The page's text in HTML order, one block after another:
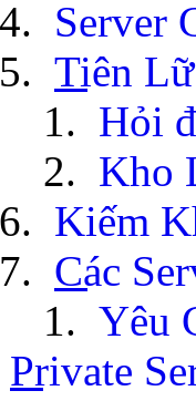
Server
Tiên
Hỏi
Kho
Kiếm
Các
Yêu
Private